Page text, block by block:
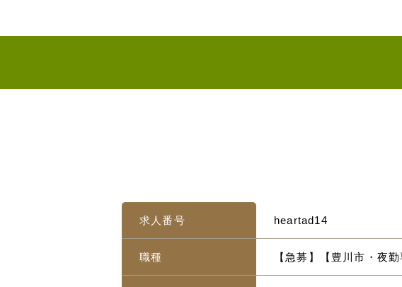
求人番号 heartad14
職種 【急募】【豊川市・夜